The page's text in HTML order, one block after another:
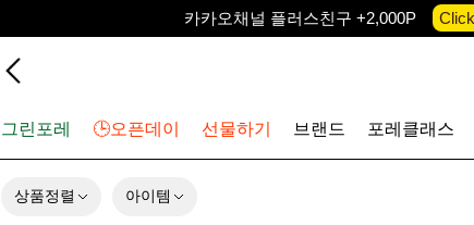
카카오채널 플러스친구 +2,000P
Click
그린포레
🕒오픈데이 선물하기 브랜드 포레클래스
상품정렬 아이템